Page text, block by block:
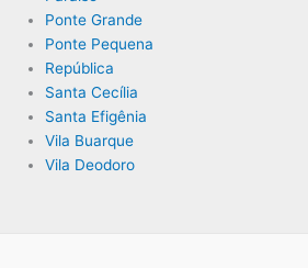
Ponte Grande
Ponte Pequena
República
Santa Cecília
Santa Efigênia
Vila Buarque
Vila Deodoro